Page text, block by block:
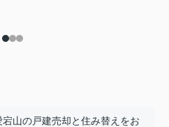
山の戸建売却と住み替えをお